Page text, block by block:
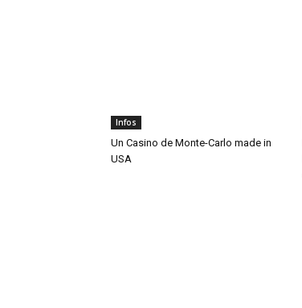
Infos
Un Casino de Monte-Carlo made in
USA